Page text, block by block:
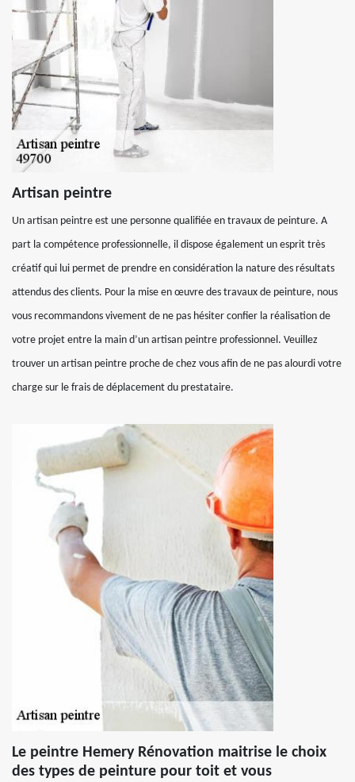
Artisan peintre
Un artisan peintre est une personne qualifiée en travaux de peinture. A
part la compétence professionnelle, il dispose également un esprit très
créatif qui lui permet de prendre en considération la nature des résultats
attendus des clients. Pour la mise en œuvre des travaux de peinture, nous
vous recommandons vivement de ne pas hésiter confier la réalisation de
votre projet entre la main d’un artisan peintre professionnel. Veuillez
trouver un artisan peintre proche de chez vous afin de ne pas alourdi votre
charge sur le frais de déplacement du prestataire.
Le peintre Hemery Rénovation maitrise le choix
des types de peinture pour toit et vous